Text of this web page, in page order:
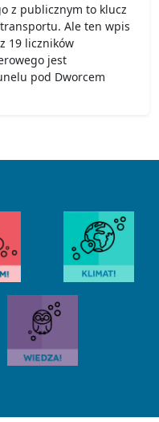
z publicznym to klucz
Ale ten wpis
19 liczników
jest
pod Dworcem